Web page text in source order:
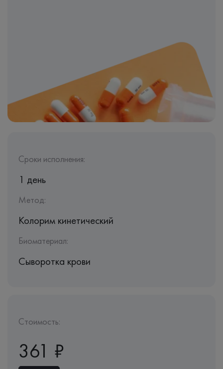
Сроки исполнения:
1 день
Метод:
Колорим кинетический
Биоматериал:
Сыворотка крови
Стоимость:
361 ₽